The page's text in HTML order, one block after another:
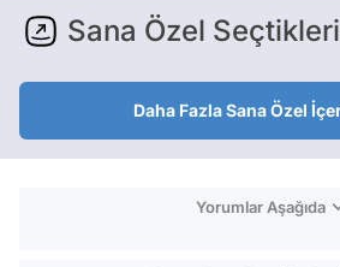
Sana Özel
Daha Fazla Sana Özel
Yorumlar Aşağıda